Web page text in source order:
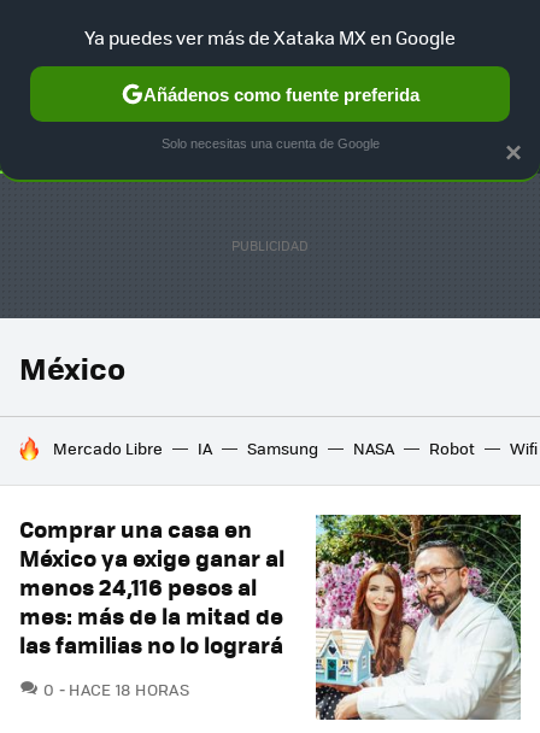
SELECCIÓN GAMING HOME AUTO TERRITORIO
México
HOY SE HABLA DE
Mercado Libre IA Samsung NASA Robot Wifi
Comprar una casa en
México ya exige ganar al
menos 24,116 pesos al
mes: más de la mitad de
las familias no lo logrará
0 COMENTARIOS
HACE 18 HORAS
×
Ya puedes ver más de Xataka MX en Google
Añádenos como fuente preferida
Solo necesitas una cuenta de Google